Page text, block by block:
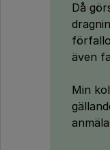
Då
även
Min